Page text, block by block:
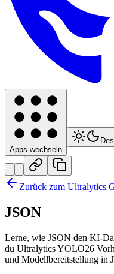
Apps wechseln
Zurück zum Ultralytics
JSON
Lerne, wie JSON den KI-
du Ultralytics YOLO26
und Modellbereitstellung in